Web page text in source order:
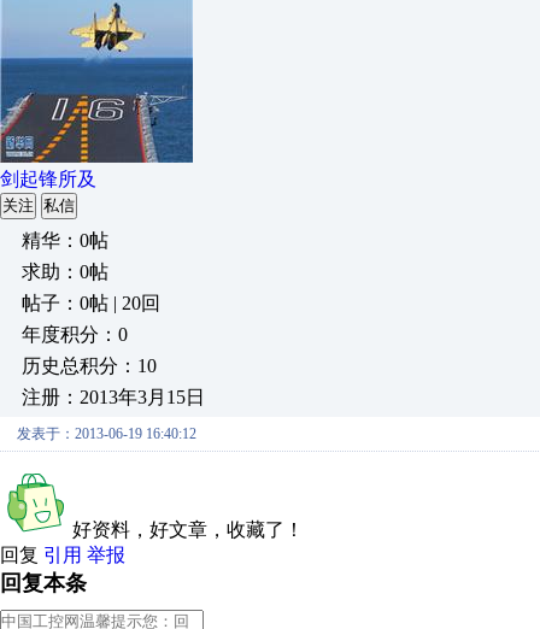
剑起锋所及
关注 私信
精华：0帖
求助：0帖
帖子：0帖 | 20回
年度积分：0
历史总积分：10
注册：2013年3月15日
发表于：2013-06-19 16:40:12
好资料，好文章，收藏了！
回复 引用 举报
回复本条